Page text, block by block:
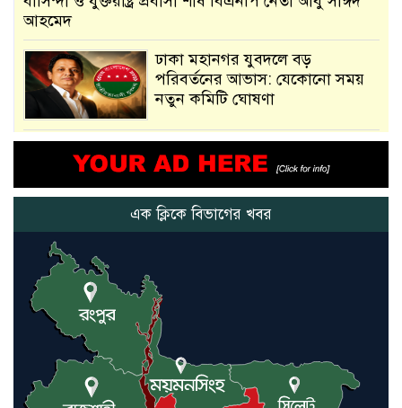
আহমেদ
ঢাকা মহানগর যুবদলে বড়
পরিবর্তনের আভাস: যেকোনো সময়
নতুন কমিটি ঘোষণা
মানুষের উপকার হয় : প্রধানমন্ত্রী
যুক্তরাষ্ট্র ও ইসরায়েল বাদে হরমুজ
প্রণালি সবার জন্য উন্মুক্ত: আরাকচি
এক ক্লিকে বিভাগের খবর